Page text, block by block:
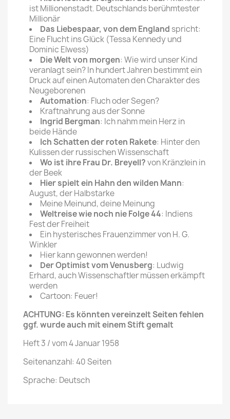
ist Millionenstadt. Deutschlands berühmtester
Millionär
Das Liebespaar, von dem England spricht:
Eine Flucht ins Glück (Tessa Kennedy und
Dominic Elwess)
Die Welt von morgen: Wie wird unser Kind
veranlagt sein? In hundert Jahren bestimmt ein
Druck auf einen Automaten den Charakter des
Neugeborenen
Automation: Fluch oder Segen?
Kraftnahrung aus der Sonne
Ingrid Bergman: Ich nahm mein Herz in
beide Hände
Ich Schatten der roten Rakete: Hinter den
Kulissen der russischen Wissenschaft
Wo ist ihre Frau Dr. Breyell?von Kränzlein in
der Beek
Hier spielt ein Hahn den wilden Mann:
August, der Halbstarke
Meine Meinund, deine Meinung
Weltreise wie noch nie Folge 44: Indiens
Fest der Freiheit
Ein hysterisches Frauenzimmer von H. G.
Winkler
Hier kann gewonnen werden!
Der Optimist vom Venusberg: Ludwig
Erhard, auch Wissenschaftler müssen erkämpft
werden
Cartoon: Feuer!
ACHTUNG: Es könnten vereinzelt Seiten fehlen
ggf. wurde auch mit einem Stift gemalt
Heft 3 / vom 4 Januar 1958
Seitenanzahl: 40 Seiten
Sprache: Deutsch